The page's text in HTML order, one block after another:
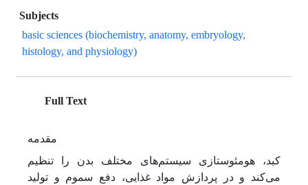
Subjects
basic sciences (biochemistry, anatomy, embryology,
histology, and physiology)
Full Text
مقدمه
کبد، هومئوستازی سیستم‌های مختلف بدن را تنظیم
می‌کند و در پردازش مواد غذایی، دفع سموم و تولید